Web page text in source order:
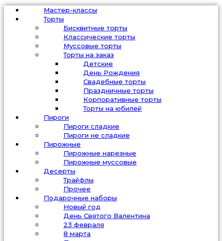
Мастер-классы
Торты
Бисквитные торты
Классические торты
Муссовые торты
Торты на заказ
Детские
День Рождения
Свадебные торты
Праздничные торты
Корпоративные торты
Торты на юбилей
Пироги
Пироги сладкие
Пироги не сладкие
Пирожные
Пирожные нарезные
Пирожные муссовые
Десерты
Трайфлы
Прочее
Подарочные наборы
Новый год
День Святого Валентина
23 февраля
8 марта